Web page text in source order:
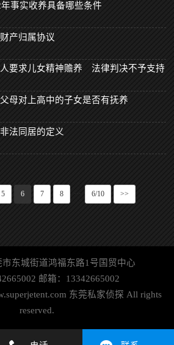
事实收养具备哪些条件
产归属协议
要求儿女精神赡养 法律判决不予支持
母对上高中的子女是否有抚养
法同居的定义
5 6 7 8 6/10 >>
东城街道鸿福东路1号国贸中心
邮箱：13342665002
东莞私家侦探 All rights
reserved.